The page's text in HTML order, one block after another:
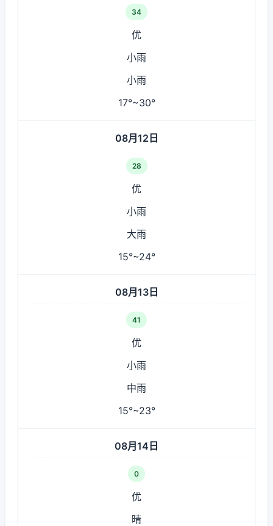
34
优
小雨
小雨
17°~30°
08月12日
28
优
小雨
大雨
15°~24°
08月13日
41
优
小雨
中雨
15°~23°
08月14日
0
优
晴